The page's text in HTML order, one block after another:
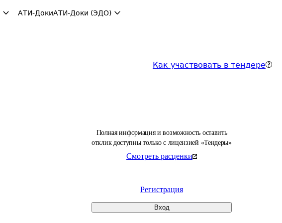
АТИ-ДокиАТИ-Доки (ЭДО)
Как участвовать в тендере
Полная информация и возможность оставить
отклик доступны только с лицензией «Тендеры»
Смотреть расценки
Регистрация
Вход